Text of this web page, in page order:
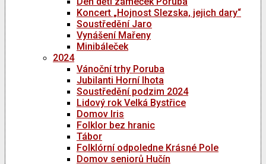
Koncert „Hojnost Slezska, jejich dary“
Soustředění Jaro
Vynášení Mařeny
Minibáleček
2024
Vánoční trhy Poruba
Jubilanti Horní lhota
Soustředění podzim 2024
Lidový rok Velká Bystřice
Domov Iris
Folklor bez hranic
Tábor
Folklórní odpoledne Krásné Pole
Domov seniorů Hučín